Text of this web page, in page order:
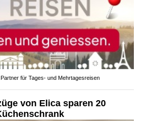
für Tages- und Mehrtagesreisen
von Elica sparen 20